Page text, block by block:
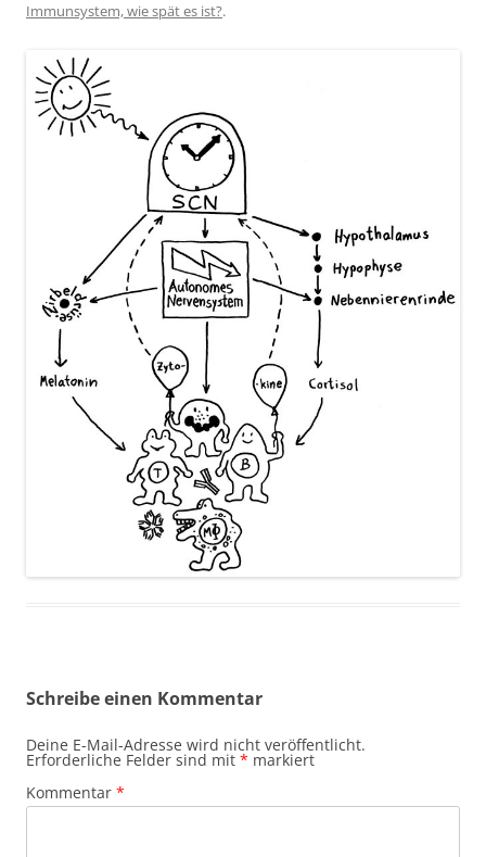
Immunsystem, wie spät es ist?.
Schreibe einen Kommentar
Deine E-Mail-Adresse wird nicht veröffentlicht.
Erforderliche Felder sind mit * markiert
Kommentar *